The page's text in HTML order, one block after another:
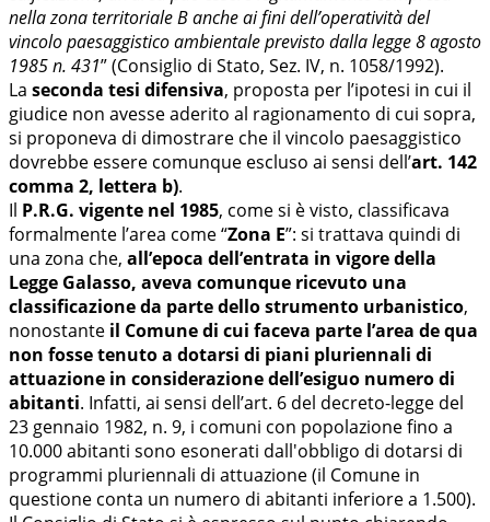
nella zona territoriale B anche ai fini dell’operatività del
vincolo paesaggistico ambientale previsto dalla legge 8 agosto
1985 n. 431” (Consiglio di Stato, Sez. IV, n. 1058/1992).
La seconda tesi difensiva, proposta per l’ipotesi in cui il
giudice non avesse aderito al ragionamento di cui sopra,
si proponeva di dimostrare che il vincolo paesaggistico
dovrebbe essere comunque escluso ai sensi dell’art. 142
comma 2, lettera b).
Il P.R.G. vigente nel 1985, come si è visto, classificava
formalmente l’area come “Zona E”: si trattava quindi di
una zona che, all’epoca dell’entrata in vigore della
Legge Galasso, aveva comunque ricevuto una
classificazione da parte dello strumento urbanistico,
nonostante il Comune di cui faceva parte l’area de qua
non fosse tenuto a dotarsi di piani pluriennali di
attuazione in considerazione dell’esiguo numero di
abitanti. Infatti, ai sensi dell’art. 6 del decreto-legge del
23 gennaio 1982, n. 9, i comuni con popolazione fino a
10.000 abitanti sono esonerati dall'obbligo di dotarsi di
programmi pluriennali di attuazione (il Comune in
questione conta un numero di abitanti inferiore a 1.500).